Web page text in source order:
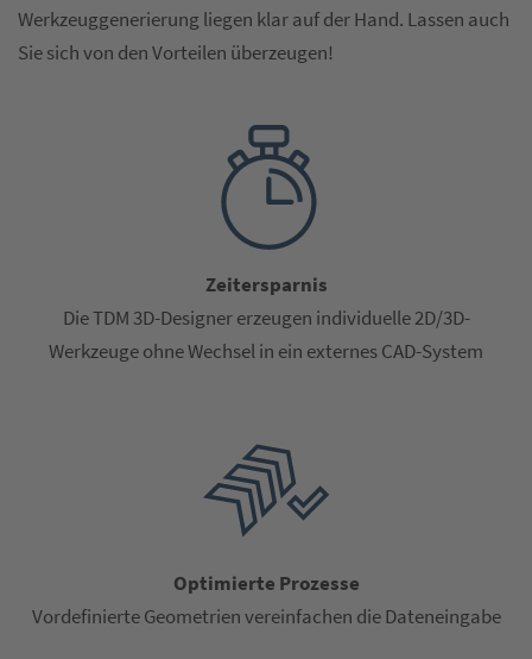
Werkzeuggenerierung liegen klar auf der Hand. Lassen auch
Sie sich von den Vorteilen überzeugen!
Zeitersparnis
Die TDM 3D-Designer erzeugen individuelle 2D/3D-
Werkzeuge ohne Wechsel in ein externes CAD-System
Optimierte Prozesse
Vordefinierte Geometrien vereinfachen die Dateneingabe